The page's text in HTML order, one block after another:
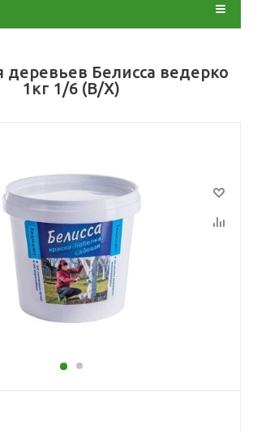
деревьев Белисса ведерко
1кг 1/6 (В/Х)